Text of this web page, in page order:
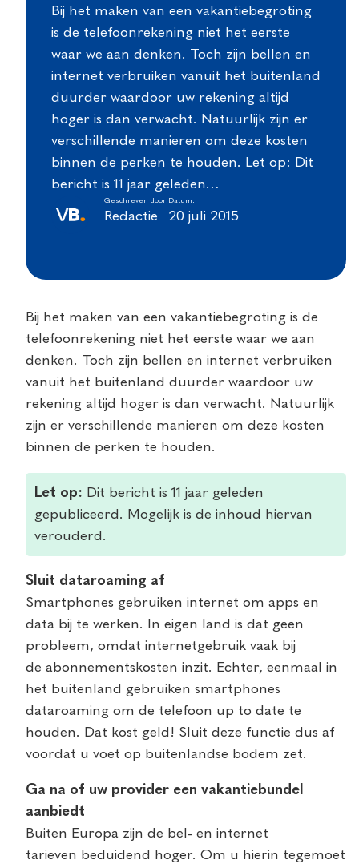
Bij het maken van een vakantiebegroting
is de telefoonrekening niet het eerste
waar we aan denken. Toch zijn bellen en
internet verbruiken vanuit het buitenland
duurder waardoor uw rekening altijd
hoger is dan verwacht. Natuurlijk zijn er
verschillende manieren om deze kosten
binnen de perken te houden. Let op: Dit
bericht is 11 jaar geleden…
Geschreven door:
Redactie
Datum:
20 juli 2015
Bij het maken van een vakantiebegroting is de
telefoonrekening niet het eerste waar we aan
denken. Toch zijn bellen en internet verbruiken
vanuit het buitenland duurder waardoor uw
rekening altijd hoger is dan verwacht. Natuurlijk
zijn er verschillende manieren om deze kosten
binnen de perken te houden.
Let op: Dit bericht is 11 jaar geleden
gepubliceerd. Mogelijk is de inhoud hiervan
verouderd.
Sluit dataroaming af
Smartphones gebruiken internet om apps en
data bij te werken. In eigen land is dat geen
probleem, omdat internetgebruik vaak bij
de abonnementskosten inzit. Echter, eenmaal in
het buitenland gebruiken smartphones
dataroaming om de telefoon up to date te
houden. Dat kost geld! Sluit deze functie dus af
voordat u voet op buitenlandse bodem zet.
Ga na of uw provider een vakantiebundel
aanbiedt
Buiten Europa zijn de bel- en internet
tarieven beduidend hoger. Om u hierin tegemoet